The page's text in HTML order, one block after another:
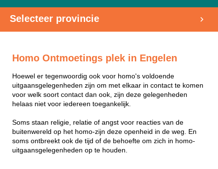
Selecteer provincie
Homo Ontmoetings plek in Engelen
Hoewel er tegenwoordig ook voor homo's voldoende
uitgaansgelegenheden zijn om met elkaar in contact te komen
voor welk soort contact dan ook, zijn deze gelegenheden
helaas niet voor iedereen toegankelijk.
Soms staan religie, relatie of angst voor reacties van de
buitenwereld op het homo-zijn deze openheid in de weg. En
soms ontbreekt ook de tijd of de behoefte om zich in homo-
uitgaansgelegenheden op te houden.